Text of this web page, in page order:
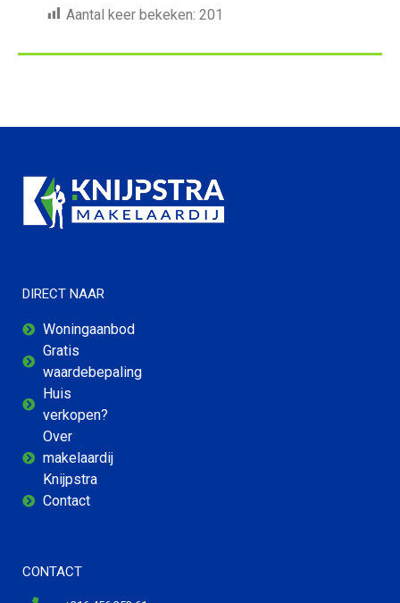
Aantal keer bekeken: 201
DIRECT NAAR
Woningaanbod
Gratis
waardebepaling
Huis
verkopen?
Over
makelaardij
Knijpstra
Contact
CONTACT